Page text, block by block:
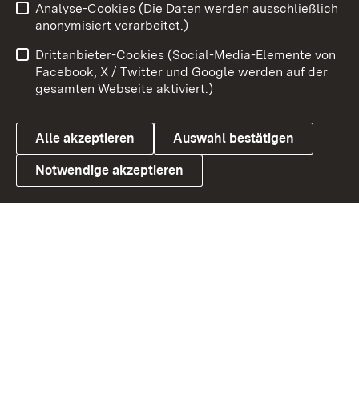
Link zum Landesportal
Benutzungshinweise
Barrierefreiheit
Datenschutz
Cookies
Analyse-Cookies (Die Daten werden ausschließlich
anonymisiert verarbeitet.)
Drittanbieter-Cookies (Social-Media-Elemente von
Facebook, X / Twitter und Google werden auf der
gesamten Webseite aktiviert.)
Alle akzeptieren Auswahl bestätigen
Notwendige akzeptieren